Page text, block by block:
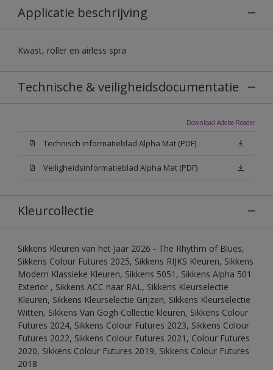
Applicatie beschrijving
Kwast, roller en airless spra
Technische & veiligheidsdocumentatie
Download Adobe Reader
Technisch informatieblad Alpha Mat (PDF)
Veiligheidsinformatieblad Alpha Mat (PDF)
Kleurcollectie
Sikkens Kleuren van het Jaar 2026 - The Rhythm of Blues,
Sikkens Colour Futures 2025, Sikkens RIJKS Kleuren, Sikkens
Modern Klassieke Kleuren, Sikkens 5051, Sikkens Alpha 501
Exterior , Sikkens ACC naar RAL, Sikkens Kleurselectie
Kleuren, Sikkens Kleurselectie Grijzen, Sikkens Kleurselectie
Witten, Sikkens Van Gogh Collectie kleuren, Sikkens Colour
Futures 2024, Sikkens Colour Futures 2023, Sikkens Colour
Futures 2022, Sikkens Colour Futures 2021, Colour Futures
2020, Sikkens Colour Futures 2019, Sikkens Colour Futures
2018